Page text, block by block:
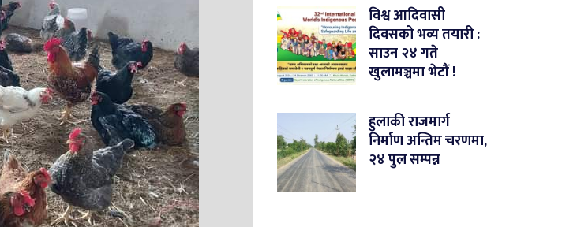
विश्व आदिवासी
दिवसको भव्य तयारी :
साउन २४ गते
खुलामञ्चमा भेटौं !
हुलाकी राजमार्ग
निर्माण अन्तिम चरणमा,
२४ पुल सम्पन्न